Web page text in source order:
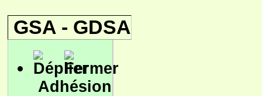
GSA - GDSA
Adhésion